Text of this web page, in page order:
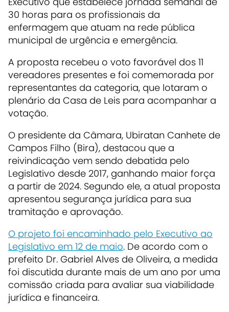
30 horas para os profissionais da
enfermagem que atuam na rede pública
municipal de urgência e emergência.
A proposta recebeu o voto favorável dos 11
vereadores presentes e foi comemorada por
representantes da categoria, que lotaram o
plenário da Casa de Leis para acompanhar a
votação.
O presidente da Câmara, Ubiratan Canhete de
Campos Filho (Bira), destacou que a
reivindicação vem sendo debatida pelo
Legislativo desde 2017, ganhando maior força
a partir de 2024. Segundo ele, a atual proposta
apresentou segurança jurídica para sua
tramitação e aprovação.
O projeto foi encaminhado pelo Executivo ao
Legislativo em 12 de maio. De acordo com o
prefeito Dr. Gabriel Alves de Oliveira, a medida
foi discutida durante mais de um ano por uma
comissão criada para avaliar sua viabilidade
jurídica e financeira.